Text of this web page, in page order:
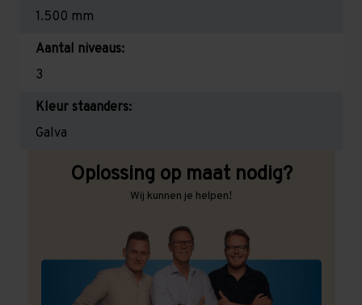
1.500 mm
Aantal niveaus:
3
Kleur staanders:
Galva
Oplossing op maat nodig?
Wij kunnen je helpen!